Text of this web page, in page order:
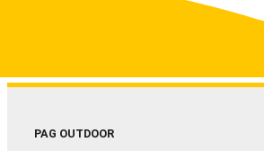
PAG OUTDOOR